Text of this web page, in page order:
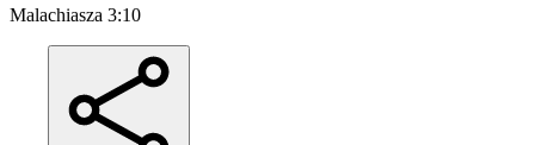
Malachiasza 3:10